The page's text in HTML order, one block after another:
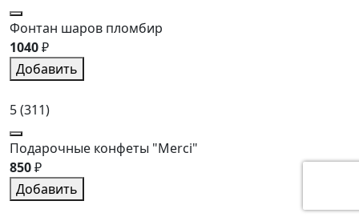
Фонтан шаров пломбир
1040₽
Добавить
5(311)
Подарочные конфеты "Merci"
850₽
Добавить